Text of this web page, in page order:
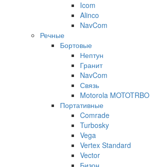
Icom
Alinco
NavCom
Речные
Бортовые
Нептун
Гранит
NavCom
Связь
Motorola MOTOTRBO
Портативные
Comrade
Turbosky
Vega
Vertex Standard
Vector
Бизон